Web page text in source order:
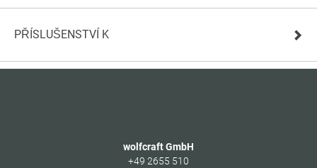
PŘÍSLUŠENSTVÍ K
wolfcraft GmbH
+49 2655 510